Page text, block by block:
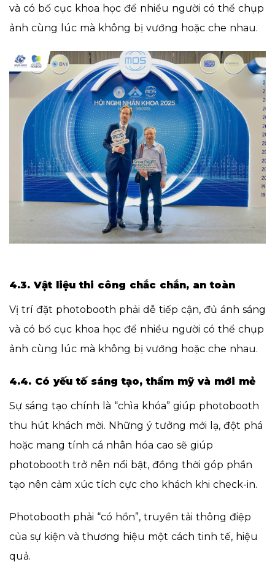
và có bố cục khoa học để nhiều người có thể chụp
ảnh cùng lúc mà không bị vướng hoặc che nhau.
4.3. Vật liệu thi công chắc chắn, an toàn
Vị trí đặt photobooth phải dễ tiếp cận, đủ ánh sáng
và có bố cục khoa học để nhiều người có thể chụp
ảnh cùng lúc mà không bị vướng hoặc che nhau.
4.4. Có yếu tố sáng tạo, thẩm mỹ và mới mẻ
Sự sáng tạo chính là “chìa khóa” giúp photobooth
thu hút khách mời. Những ý tưởng mới lạ, đột phá
hoặc mang tính cá nhân hóa cao sẽ giúp
photobooth trở nên nổi bật, đồng thời góp phần
tạo nên cảm xúc tích cực cho khách khi check-in.
Photobooth phải “có hồn”, truyền tải thông điệp
của sự kiện và thương hiệu một cách tinh tế, hiệu
quả.